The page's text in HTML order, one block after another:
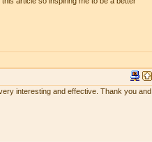
interesting and effective. Thank you and